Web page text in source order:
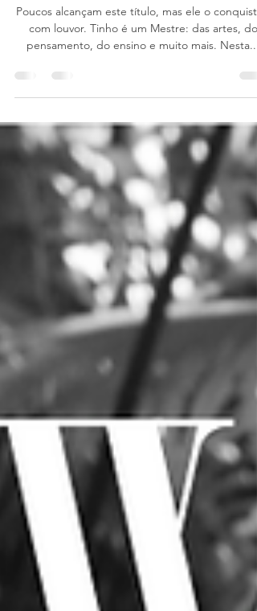
SHE WOLF convida TINHO
Poucos alcançam este título, mas ele o
pensamento, do ensino e muito mais. Nesta...